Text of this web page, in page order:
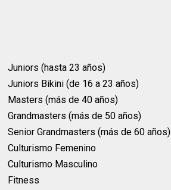
Juniors (hasta 23 años)
Juniors Bikini (de 16 a 23 años)
Masters (más de 40 años)
Grandmasters (más de 50 años)
Senior Grandmasters (más de 60 años)
Culturismo Femenino
Culturismo Masculino
Fitness